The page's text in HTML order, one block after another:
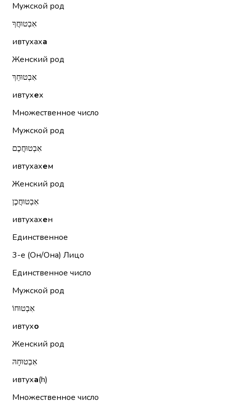
Мужской род
אִבְטוּחֲךָ
ивтухаха
Женский род
אִבְטוּחֵךְ
ивтухех
Множественное число
Мужской род
אִבְטוּחֲכֶם
ивтухахем
Женский род
אִבְטוּחֲכֶן
ивтухахен
Единственное
3-е (Он/Она) Лицо
Единственное число
Мужской род
אִבְטוּחוֹ
ивтухо
Женский род
אִבְטוּחָהּ
ивтуха(h)
Множественное число